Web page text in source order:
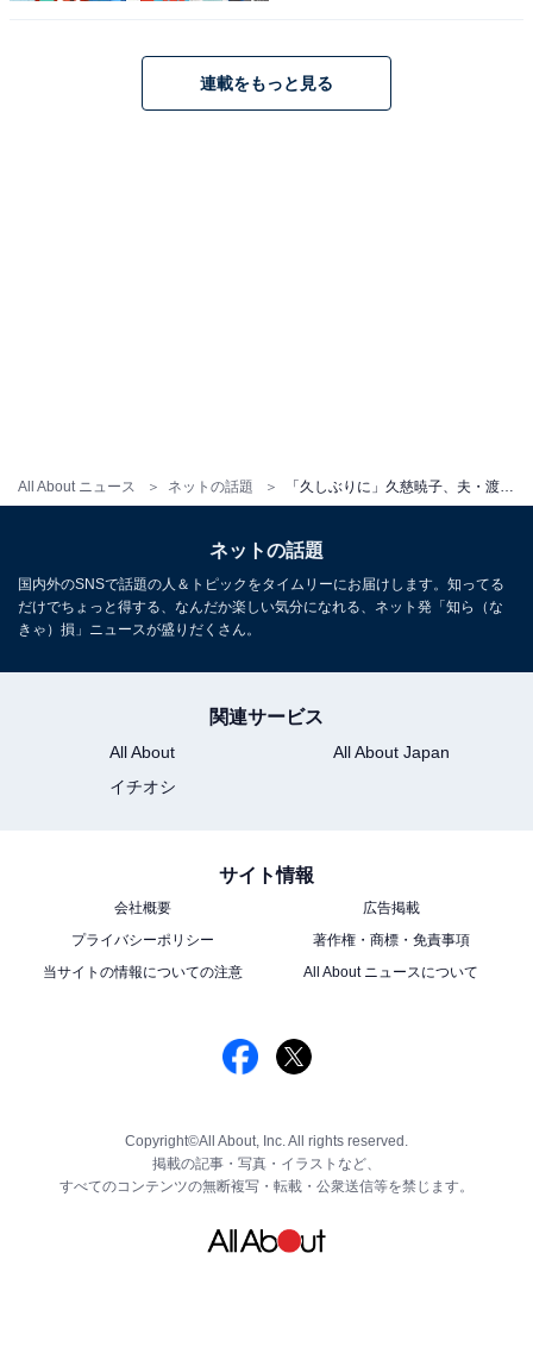
All About ニュース ネットの話題
連載をもっと見る
ネットの話題
国内外のSNSで話題の人＆トピックをタイムリーにお届けします。知ってる
だけでちょっと得する、なんだか楽しい気分になれる、ネット発「知ら（な
きゃ）損」ニュースが盛りだくさん。
関連サービス
All About
All About Japan
イチオシ
サイト情報
会社概要
広告掲載
プライバシーポリシー
著作権・商標・免責事項
当サイトの情報についての注意
All About ニュースについて
Copyright©All About, Inc. All rights reserved.
掲載の記事・写真・イラストなど、
すべてのコンテンツの無断複写・転載・公衆送信等を禁じます。